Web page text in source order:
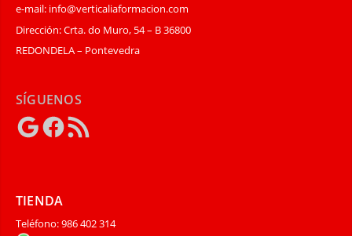
e-mail: info@verticaliaformacion.com
Dirección: Crta. do Muro, 54 – B 36800
REDONDELA – Pontevedra
SÍGUENOS
GoogleFacebook
Feed
RSS
TIENDA
Teléfono: 986 402 314